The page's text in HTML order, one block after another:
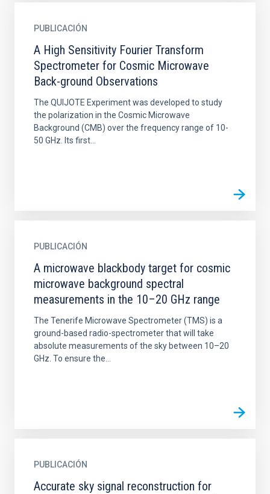
PUBLICACIÓN
A High Sensitivity Fourier Transform
Spectrometer for Cosmic Microwave
Back-ground Observations
The QUIJOTE Experiment was developed to study
the polarization in the Cosmic Microwave
Background (CMB) over the frequency range of 10-
50 GHz. Its first...
PUBLICACIÓN
A microwave blackbody target for cosmic
microwave background spectral
measurements in the 10–20 GHz range
The Tenerife Microwave Spectrometer (TMS) is a
ground-based radio-spectrometer that will take
absolute measurements of the sky between 10–20
GHz. To ensure the...
PUBLICACIÓN
Accurate sky signal reconstruction for